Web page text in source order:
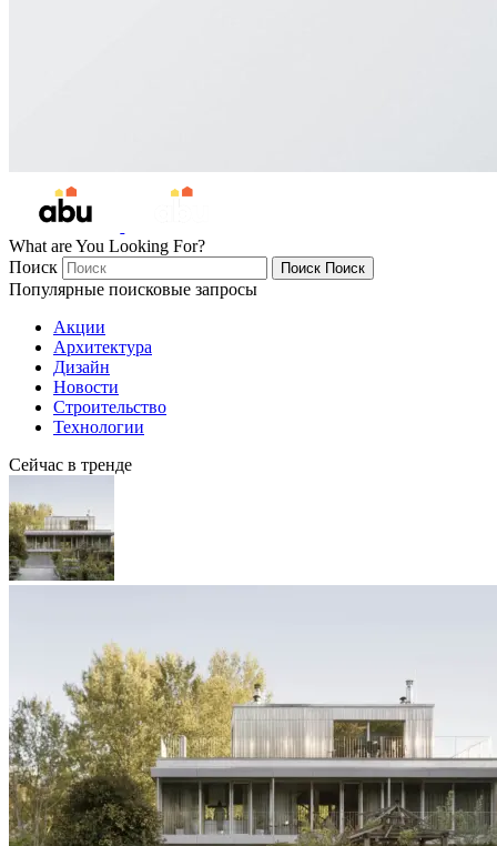
What are You Looking For?
Поиск
Поиск Поиск
Популярные поисковые запросы
Акции
Архитектура
Дизайн
Новости
Строительство
Технологии
Сейчас в тренде